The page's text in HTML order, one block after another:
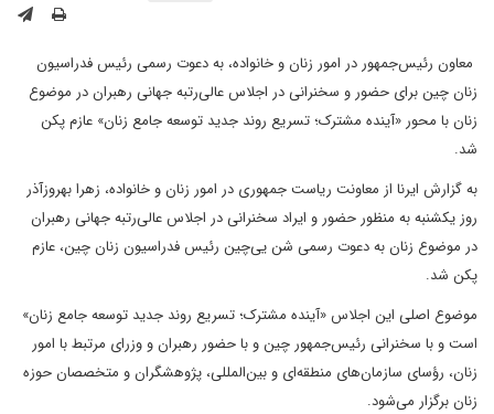
معاون رئیس‌جمهور در امور زنان و خانواده، به دعوت رسمی رئیس فدراسیون
زنان چین برای حضور و سخنرانی در اجلاس عالی‌رتبه جهانی رهبران در موضوع
زنان با محور «آینده مشترک؛ تسریع روند جدید توسعه جامع زنان» عازم پکن
شد.
به گزارش ایرنا از معاونت ریاست جمهوری در امور زنان و خانواده، زهرا بهروزآذر
روز یکشنبه به منظور حضور و ایراد سخنرانی در اجلاس عالی‌رتبه جهانی رهبران
در موضوع زنان به دعوت رسمی شن یی‌چین رئیس فدراسیون زنان چین، عازم
پکن شد.
موضوع اصلی این اجلاس «آینده مشترک؛ تسریع روند جدید توسعه جامع زنان»
است و با سخنرانی رئیس‌جمهور چین و با حضور رهبران و وزرای مرتبط با امور
زنان، رؤسای سازمان‌های منطقه‌ای و بین‌المللی، پژوهشگران و متخصصان حوزه
زنان برگزار می‌شود.